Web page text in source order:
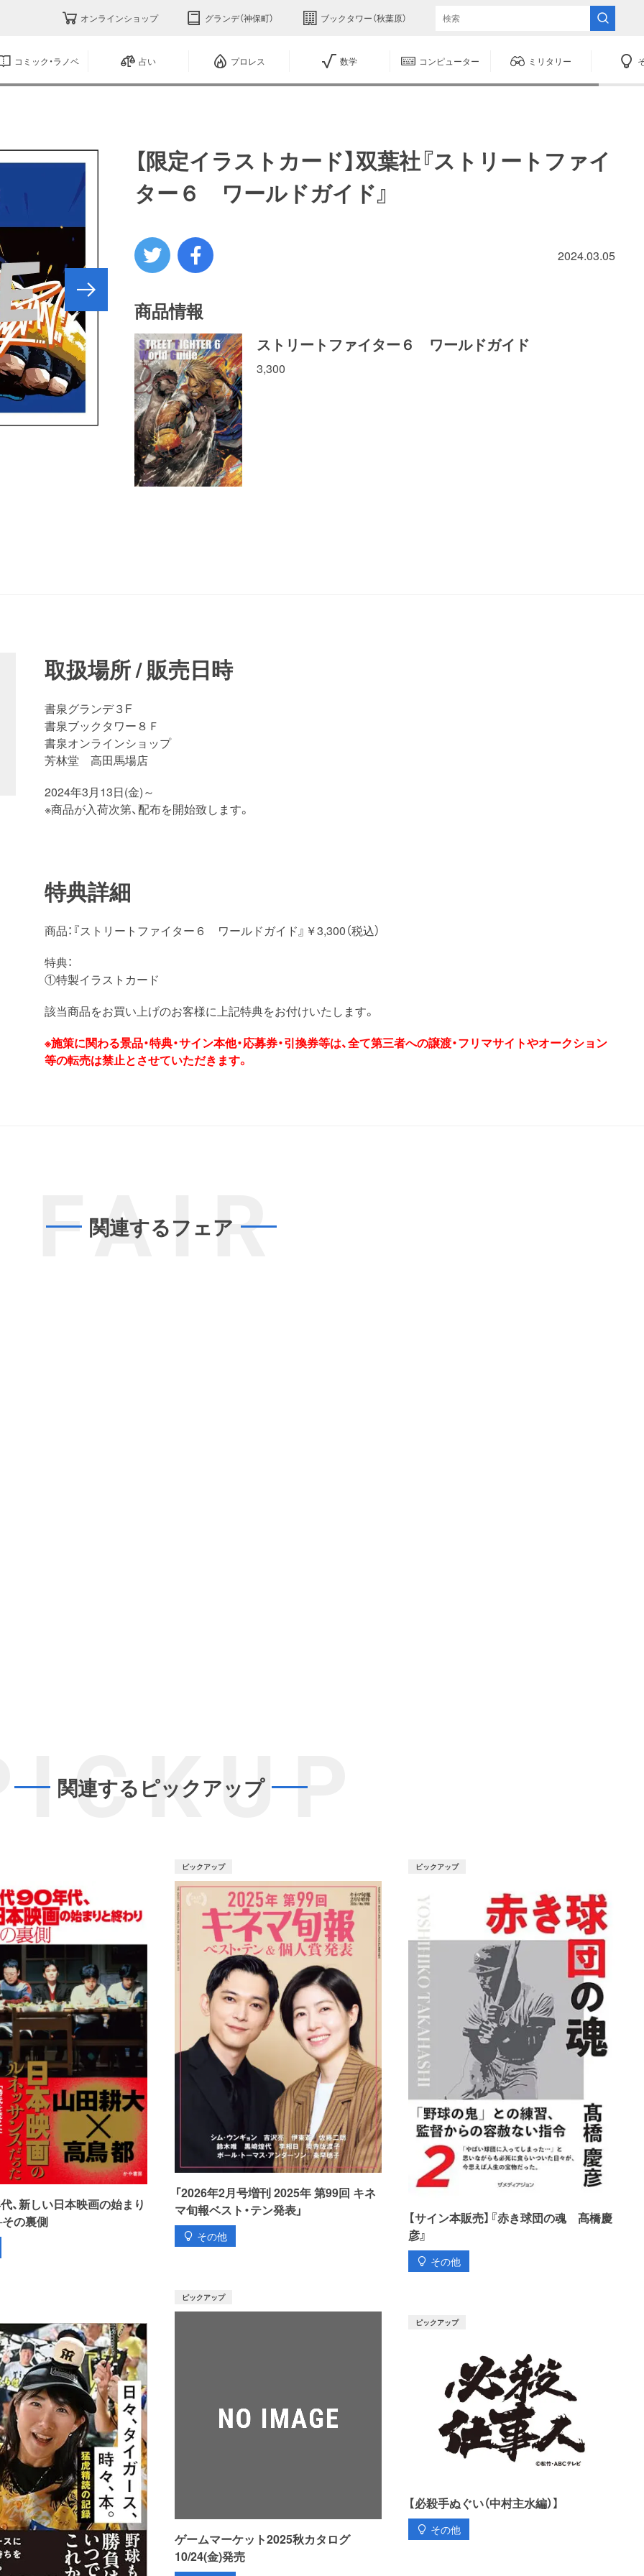
オンラインショップ グランデ（神保町） ブックタワー（秋葉原）
コミック・ラノベ 占い プロレス 数学 コンピューター ミリタリー
【限定イラストカード】双葉社『ストリートファイ
ター６ ワールドガイド』
2024.03.05
商品情報
ストリートファイター６ ワールドガイド
3,300
取扱場所 / 販売日時
書泉グランデ３F
書泉ブックタワー８Ｆ
書泉オンラインショップ
芳林堂 高田馬場店
2024年3月13日(金)～
※商品が入荷次第、配布を開始致します。
特典詳細
商品：『ストリートファイター６ ワールドガイド』￥3,300（税込）
特典：
①特製イラストカード
該当商品をお買い上げのお客様に上記特典をお付けいたします。
※施策に関わる景品・特典・サイン本他・応募券・引換券等は、全て第三者への譲渡・フリマサイトやオークション
等の転売は禁止とさせていただきます。
FAIR
関連するフェア
関連するピックアップ
、新しい日本映画の始まり
の裏側
ピックアップ
「2026年2月号増刊 2025年 第99回 キネ
マ旬報ベスト・テン発表」
その他
ピックアップ
【サイン本販売】『赤き球団の魂 髙橋慶
彦』
その他
ピックアップ
ゲームマーケット2025秋カタログ
10/24(金)発売
ピックアップ
【必殺手ぬぐい（中村主水編）】
その他